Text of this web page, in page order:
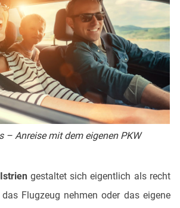
– Anreise mit dem eigenen PKW
gestaltet sich eigentlich als recht
Flugzeug nehmen oder das eigene